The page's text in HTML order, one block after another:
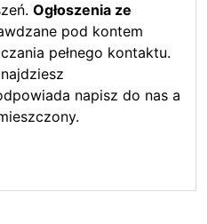
Ogłoszenia ze
pod kontem
pełnego kontaktu.
napisz do nas a